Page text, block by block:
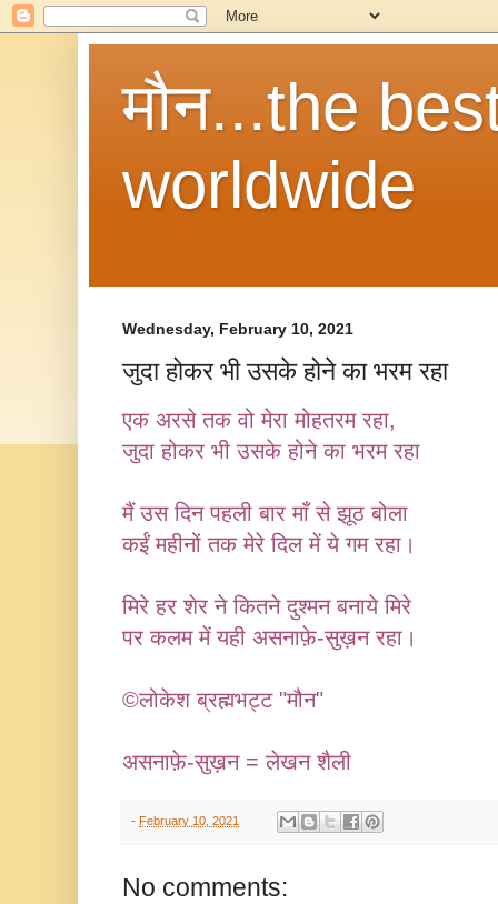
मौन...the
worldwide
Wednesday, February 10, 2021
जुदा होकर भी उसके होने का भरम रहा
एक अरसे तक वो मेरा मोहतरम रहा,
जुदा होकर भी उसके होने का भरम रहा
मैं उस दिन पहली बार माँ से झूठ बोला
कईं महीनों तक मेरे दिल में ये गम रहा।
मिरे हर शेर ने कितने दुश्मन बनाये मिरे
पर कलम में यही असनाफ़े-सुख़न रहा।
©लोकेश ब्रह्मभट्ट "मौन"
असनाफ़े-सुख़न = लेखन शैली
- February 10, 2021
No comments: